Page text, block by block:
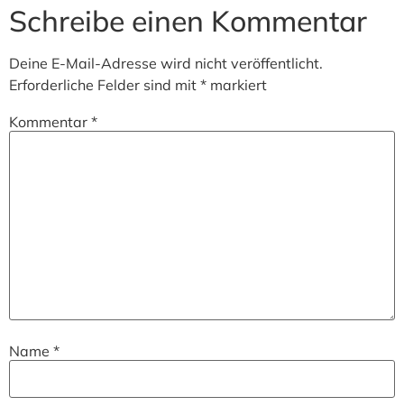
Schreibe einen Kommentar
Deine E-Mail-Adresse wird nicht veröffentlicht.
Erforderliche Felder sind mit * markiert
Kommentar *
Name *